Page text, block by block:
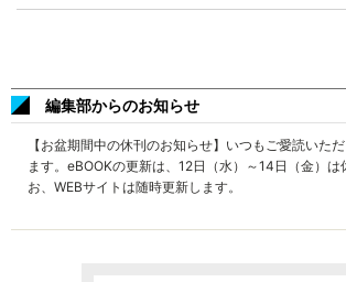
編集部からのお知らせ
【お盆期間中の休刊のお知らせ】いつもご愛読いた
ます。eBOOKの更新は、12日（水）～14日（金）は
お、WEBサイトは随時更新します。